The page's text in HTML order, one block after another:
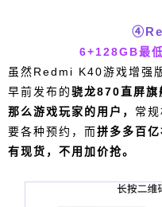
6+128GB最
虽然Redmi K40游戏增强
早前发布的骁龙870直屏旗
那么游戏玩家的用户， 常
要各种预约，而拼多多百
有现货，不用加价抢。
用户考虑入手。 最后
多多到底靠不靠谱？
贴：拼多多100%正品
在百亿补贴自购了一
目前使用没有任何问